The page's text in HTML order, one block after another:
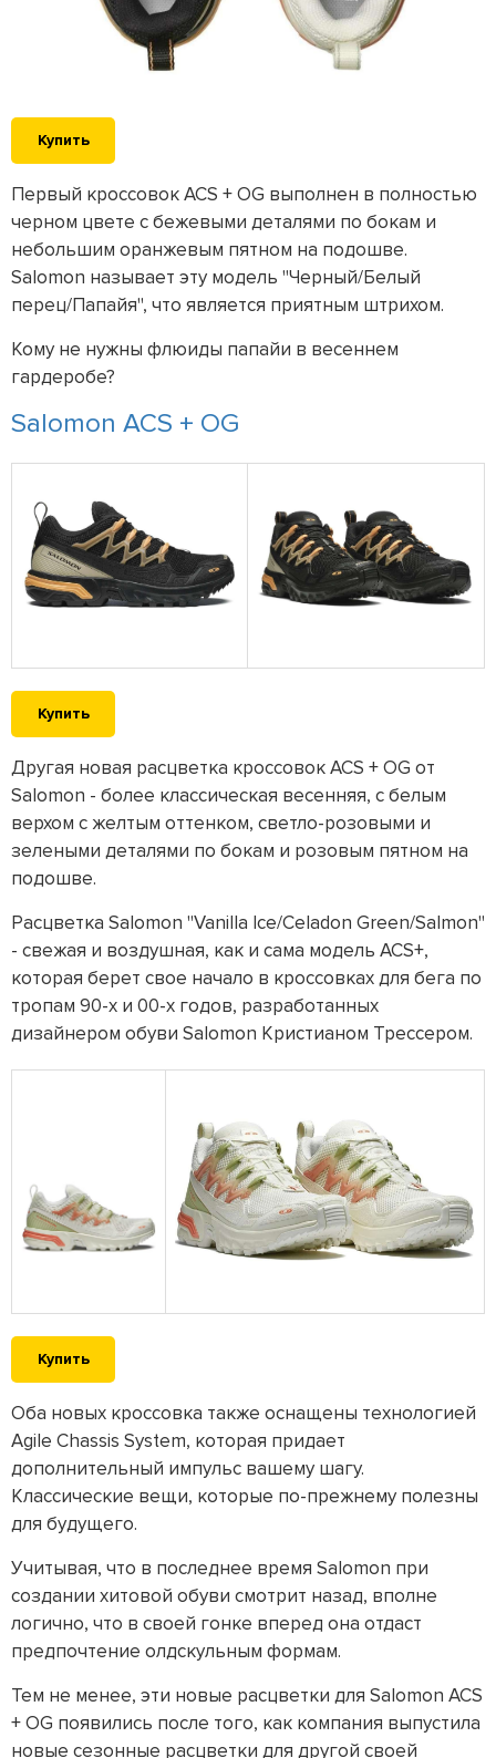
Купить
Первый кроссовок ACS + OG выполнен в полностью
черном цвете с бежевыми деталями по бокам и
небольшим оранжевым пятном на подошве.
Salomon называет эту модель "Черный/Белый
перец/Папайя", что является приятным штрихом.
Кому не нужны флюиды папайи в весеннем
гардеробе?
Salomon ACS + OG
Купить
Другая новая расцветка кроссовок ACS + OG от
Salomon - более классическая весенняя, с белым
верхом с желтым оттенком, светло-розовыми и
зелеными деталями по бокам и розовым пятном на
подошве.
Расцветка Salomon "Vanilla Ice/Celadon Green/Salmon"
- свежая и воздушная, как и сама модель ACS+,
которая берет свое начало в кроссовках для бега по
тропам 90-х и 00-х годов, разработанных
дизайнером обуви Salomon Кристианом Трессером.
Купить
Оба новых кроссовка также оснащены технологией
Agile Chassis System, которая придает
дополнительный импульс вашему шагу.
Классические вещи, которые по-прежнему полезны
для будущего.
Учитывая, что в последнее время Salomon при
создании хитовой обуви смотрит назад, вполне
логично, что в своей гонке вперед она отдаст
предпочтение олдскульным формам.
Тем не менее, эти новые расцветки для Salomon ACS
+ OG появились после того, как компания выпустила
новые сезонные расцветки для другой своей